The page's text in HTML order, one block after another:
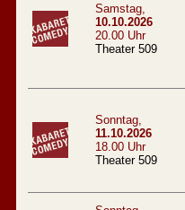
Samstag,
10.10.2026
20.00 Uhr
Theater 509
Sonntag,
11.10.2026
18.00 Uhr
Theater 509